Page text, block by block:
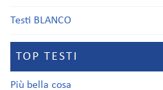
Testi BLANCO
TOP TESTI
Più bella cosa